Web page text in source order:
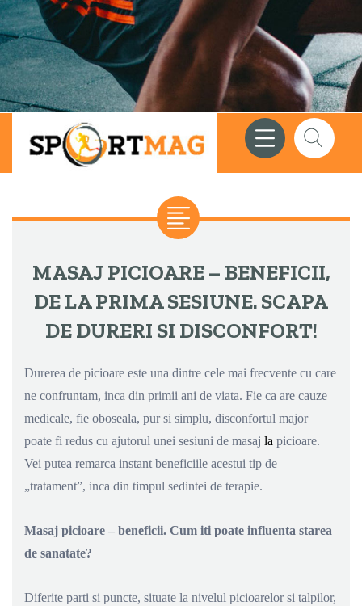
Meniu
Căutare
MASAJ PICIOARE – BENEFICII,
DE LA PRIMA SESIUNE. SCAPA
DE DURERI SI DISCONFORT!
Durerea de picioare este una dintre cele mai frecvente cu care
ne confruntam, inca din primii ani de viata. Fie ca are cauze
medicale, fie oboseala, pur si simplu, disconfortul major
poate fi redus cu ajutorul unei sesiuni de masaj la picioare.
Vei putea remarca instant beneficiile acestui tip de
„tratament”, inca din timpul sedintei de terapie.
Masaj picioare – beneficii. Cum iti poate influenta starea
de sanatate?
Diferite parti si puncte, situate la nivelul picioarelor si talpilor,